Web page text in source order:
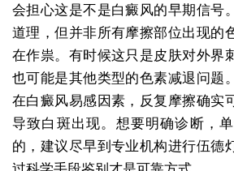
会担心这是不是白癜风的早期信号
道理，但并非所有摩擦部位出现的
在作祟。有时候这只是皮肤对外界
也可能是其他类型的色素减退问题
在白癜风易感因素，反复摩擦确实
导致白斑出现。想要明确诊断，
的，建议尽早到专业机构进行伍德